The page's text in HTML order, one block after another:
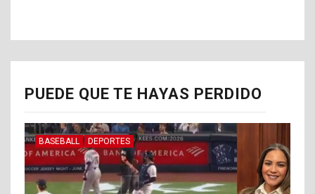
PUEDE QUE TE HAYAS PERDIDO
BASEBALL DEPORTES